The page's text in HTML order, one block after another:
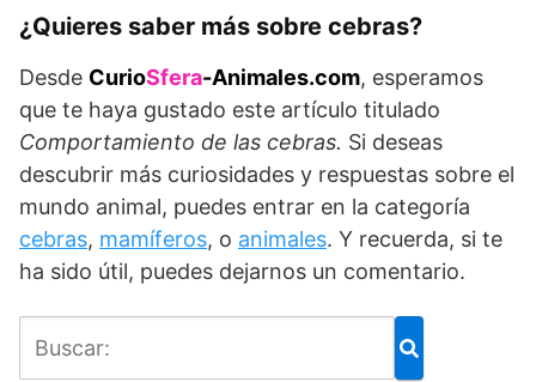
¿Quieres saber más sobre cebras?
Desde CurioSfera-Animales.com, esperamos
que te haya gustado este artículo titulado
Comportamiento de las cebras. Si deseas
descubrir más curiosidades y respuestas sobre el
mundo animal, puedes entrar en la categoría
cebras, mamíferos, o animales. Y recuerda, si te
ha sido útil, puedes dejarnos un comentario.